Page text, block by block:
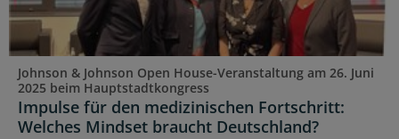
Johnson & Johnson Open House-Veranstaltung am 26. Juni
2025 beim Hauptstadtkongress
Impulse für den medizinischen Fortschritt:
Welches Mindset braucht Deutschland?